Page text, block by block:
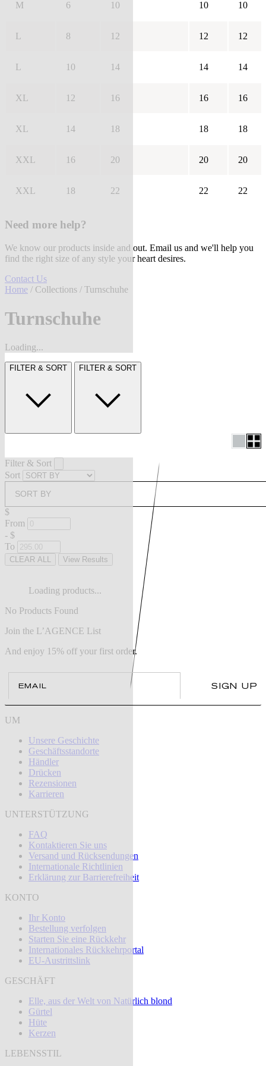
M 6 10 10 10
L 8 12 12 12
L 10 14 14 14
XL 12 16 16 16
XL 14 18 18 18
XXL 16 20 20 20
XXL 18 22 22 22
Need more help?
We know our products inside and out. Email us and we'll help you
find the right size of any style your heart desires.
Contact Us
Home / Collections / Turnschuhe
Turnschuhe
Loading...
FILTER & SORT FILTER & SORT
Filter & Sort
Sort
SORT BY
$
From
- $
To
CLEAR ALL View Results
Loading products...
No Products Found
Join the L’AGENCE List
And enjoy 15% off your first order.
SIGN UP
UM
Unsere Geschichte
Geschäftsstandorte
Händler
Drücken
Rezensionen
Karrieren
UNTERSTÜTZUNG
FAQ
Kontaktieren Sie uns
Versand und Rücksendungen
Internationale Richtlinien
Erklärung zur Barrierefreiheit
KONTO
Ihr Konto
Bestellung verfolgen
Starten Sie eine Rückkehr
Internationales Rückkehrportal
EU-Austrittslink
GESCHÄFT
Elle, aus der Welt von Natürlich blond
Gürtel
Hüte
Kerzen
LEBENSSTIL